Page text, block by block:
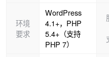
环境
要求
WordPress
4.1+，PHP
5.4+（支持
PHP 7）